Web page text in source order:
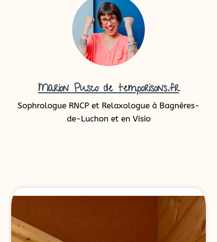
Marion Pusco de temporisons.fr
Sophrologue RNCP et Relaxologue à Bagnères-
de-Luchon et en Visio